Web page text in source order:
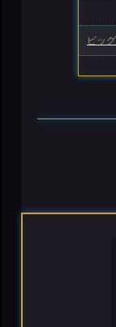
ビッ